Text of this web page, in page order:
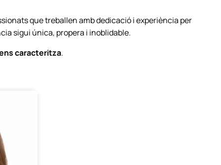
que treballen amb dedicació i experiència per
sigui única, propera i inoblidable.
caracteritza.